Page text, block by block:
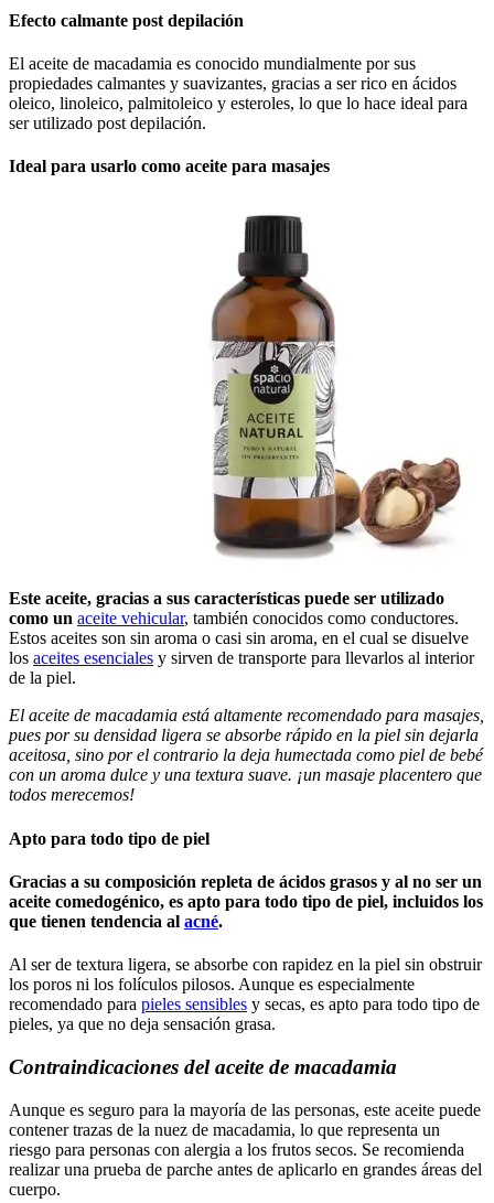
Efecto calmante post depilación
El aceite de macadamia es conocido mundialmente por sus
propiedades calmantes y suavizantes, gracias a ser rico en ácidos
oleico, linoleico, palmitoleico y esteroles, lo que lo hace ideal para
ser utilizado post depilación.
Ideal para usarlo como aceite para masajes
Este aceite, gracias a sus características puede ser utilizado
como un aceite vehicular, también conocidos como conductores.
Estos aceites son sin aroma o casi sin aroma, en el cual se disuelve
los aceites esenciales y sirven de transporte para llevarlos al interior
de la piel.
El aceite de macadamia está altamente recomendado para masajes,
pues por su densidad ligera se absorbe rápido en la piel sin dejarla
aceitosa, sino por el contrario la deja humectada como piel de bebé
con un aroma dulce y una textura suave. ¡un masaje placentero que
todos merecemos!
Apto para todo tipo de piel
Gracias a su composición repleta de ácidos grasos y al no ser un
aceite comedogénico, es apto para todo tipo de piel, incluidos los
que tienen tendencia al acné.
Al ser de textura ligera, se absorbe con rapidez en la piel sin obstruir
los poros ni los folículos pilosos. Aunque es especialmente
recomendado para pieles sensibles y secas, es apto para todo tipo de
pieles, ya que no deja sensación grasa.
Contraindicaciones del aceite de macadamia
Aunque es seguro para la mayoría de las personas, este aceite puede
contener trazas de la nuez de macadamia, lo que representa un
riesgo para personas con alergia a los frutos secos. Se recomienda
realizar una prueba de parche antes de aplicarlo en grandes áreas del
cuerpo.